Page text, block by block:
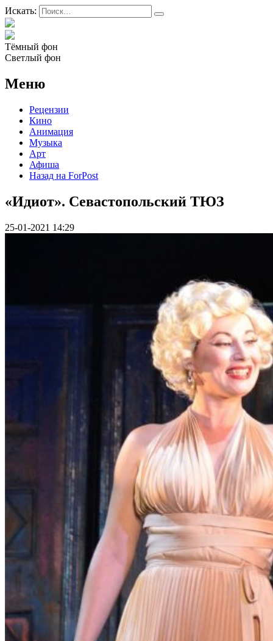
Искать:
Тёмный фон
Светлый фон
Меню
Рецензии
Кино
Анимация
Музыка
Арт
Афиша
Назад на ForPost
«Идиот». Севастопольский ТЮЗ
25-01-2021 14:29